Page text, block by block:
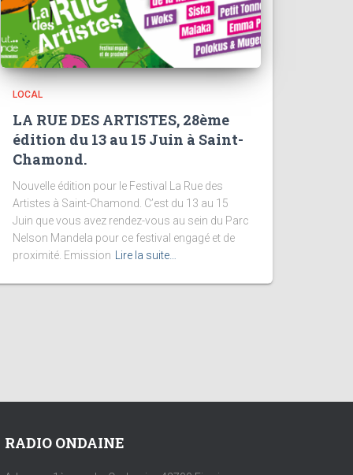
LOCAL
LA RUE DES ARTISTES, 28ème
édition du 13 au 15 Juin à Saint-
Chamond.
Nouvelle édition pour le Festival La Rue des
Artistes à Saint-Chamond. C’est du 13 au 15
Juin que vous avez rendez-vous au sein du Parc
Nelson Mandela pour ce festival engagé et de
proximité. Emission
Lire la suite…
RADIO ONDAINE